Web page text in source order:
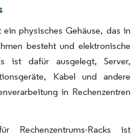
ein physisches Gehäuse, das in
besteht und elektronische
ist dafür ausgelegt, Server,
Kabel und andere
in Rechenzentren
Rechenzentrums-Racks ist